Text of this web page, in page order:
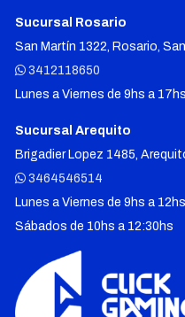
Sucursal Rosario
San Martín 1322, Rosario,
3412118650
Lunes a Viernes de 9hs a 17hs
Sucursal Arequito
Brigadier Lopez 1485,
3464546514
Lunes a Viernes de 9hs a
Sábados de 10hs a 12:30hs